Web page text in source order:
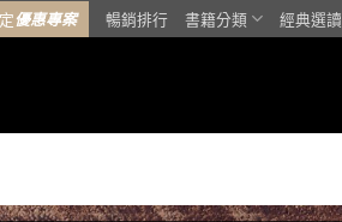
優惠專案 暢銷排行 書籍分類 經典選讀